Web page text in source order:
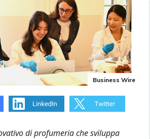
Business Wire
di profumeria che sviluppa